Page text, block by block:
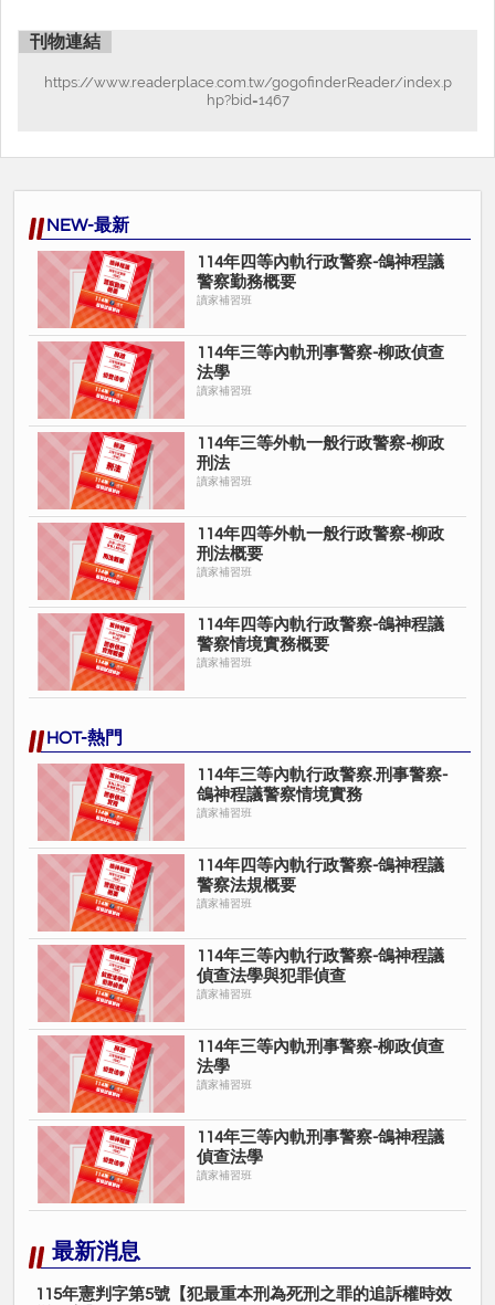
刊物連結
https://www.readerplace.com.tw/gogofinderReader/index.p
hp?bid=1467
NEW-最新
114年四等內軌行政警察-鴿神程議
警察勤務概要
讀家補習班
114年三等內軌刑事警察-柳政偵查
法學
讀家補習班
114年三等外軌一般行政警察-柳政
刑法
讀家補習班
114年四等外軌一般行政警察-柳政
刑法概要
讀家補習班
114年四等內軌行政警察-鴿神程議
警察情境實務概要
讀家補習班
HOT-熱門
114年三等內軌行政警察.刑事警察-
鴿神程議警察情境實務
讀家補習班
114年四等內軌行政警察-鴿神程議
警察法規概要
讀家補習班
114年三等內軌行政警察-鴿神程議
偵查法學與犯罪偵查
讀家補習班
114年三等內軌刑事警察-柳政偵查
法學
讀家補習班
114年三等內軌刑事警察-鴿神程議
偵查法學
讀家補習班
最新消息
115年憲判字第5號【犯最重本刑為死刑之罪的追訴權時效